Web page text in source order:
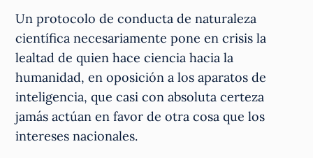
Un protocolo de conducta de naturaleza
científica necesariamente pone en crisis la
lealtad de quien hace ciencia hacia la
humanidad, en oposición a los aparatos de
inteligencia, que casi con absoluta certeza
jamás actúan en favor de otra cosa que los
intereses nacionales.